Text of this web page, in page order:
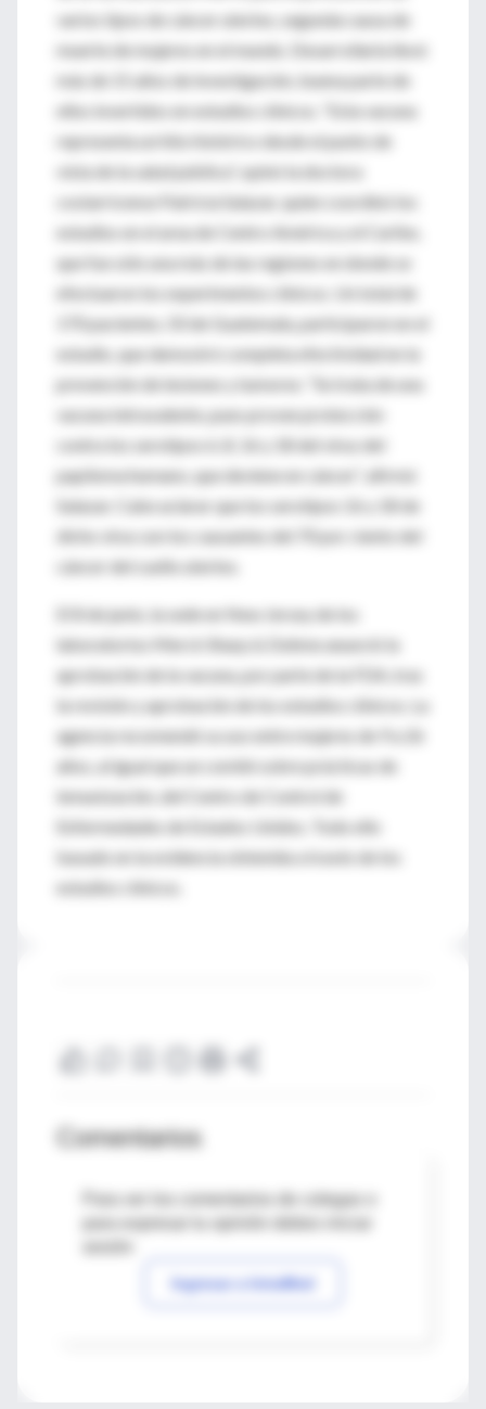
varios tipos de cáncer uterino, segunda causa de
muerte de mujeres en el mundo. Desarrollarla llevó
más de 15 años de investigación, buena parte de
ellos invertidos en estudios clínicos. “Esta vacuna
representa un hito histórico desde el punto de
vista de la salud pública”, opinó la doctora
costarricense Patricia Salazar, quien coordinó los
estudios en el area de Centro América y el Caribe,
que fue sólo una más de las regiones en donde se
efectuaron los experimentos clínicos. Un total de
170 pacientes, 50 de Guatemala, participaron en el
estudio, que demostró completa efectividad en la
prevención de lesiones y tumores: “Se trata de una
vacuna tetravalente, pues provee protección
contra los serotipos 6, 8, 16 y 18 del virus del
papiloma humano, que deviene en cáncer”, afirmó
Salazar. Cabe aclarar que los serotipos 16 y 18 de
dicho virus son los causantes del 70 por ciento del
cáncer del cuello uterino.
El 8 de junio, la sede en New Jersey de los
laboratorios Merck Sharp & Dohme anunció la
aprobación de la vacuna, por parte de la FDA, tras
la revisión y aprobación de los estudios clínicos. La
agencia recomendó su uso entre mujeres de 9 a 26
años, al igual que un comité sobre prácticas de
inmunización, del Centro de Control de
Enfermedades de Estados Unidos. Todo ello
basado en la evidencia obtenida a través de los
estudios clínicos.
Comentarios
Para ver los comentarios de colegas o
Ingresar a IntraMed